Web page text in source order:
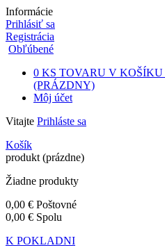
Informácie
Prihlásiť sa
Registrácia
Obľúbené
0 KS TOVARU V KOŠÍKU
(PRÁZDNY)
Môj účet
Vitajte Prihláste sa
Košík
produkt (prázdne)
Žiadne produkty
0,00 € Poštovné
0,00 € Spolu
K POKLADNI